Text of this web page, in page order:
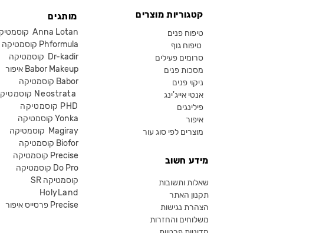
מותגים
קוסמטיקה Anna Lotan
קוסמטיקה Phformula
קוסמטיקה Dr-kadir
איפור Babor Makeup
קוסמטיקה Babor
קוסמטיקה Neostrata
קוסמטיקה PHD
קוסמטיקה Yonka
Magiray
קוסמטיקה Biofor
קוסמטיקה Precise
קוסמטיקה Do Pro
SR קוסמטיקה
HolyLand
פרסייס איפור Precise
קטגוריות מוצרים
טיפוח פנים
טיפוח גוף
סרומים פעילים
מסכות פנים
ניקוי פנים
אנטי אייג'ינג
פילינגים
איפור
מוצרים לפי סוג עור
מידע חשוב
שאלות ותשובות
תקנון האתר
הצהרת נגישות
משלוחים והחזרות